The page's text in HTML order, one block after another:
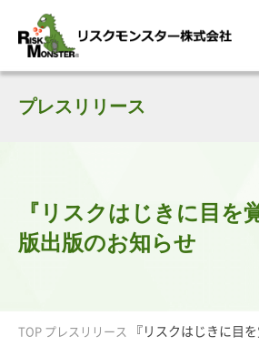
サービス紹介
選ばれる理由
知る・学ぶ
導入事例
企業情報
採用情報
IR情報
お問い合わせ
0120-
平日9:00-18:00(土日
プレスリリース
『リスクはじきに目を
版出版のお知らせ
TOP プレスリリース
『リスクはじきに目